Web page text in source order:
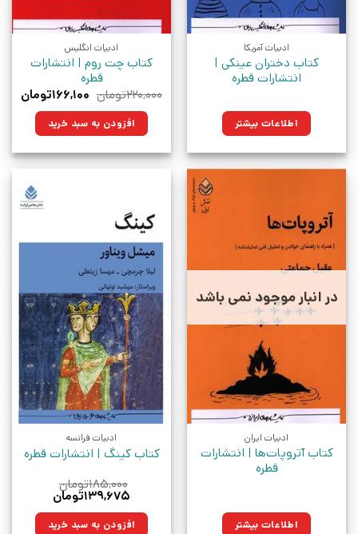
ادبیات آمریکا
کتاب دختران عینکی |
انتشارات قطره
اطلاعات بیشتر
ادبیات انگلیس
کتاب چت روم | انتشارات
قطره
۲۲۰,۰۰۰تومان قیمت
۲۲۰,۰۰۰تومان
بود.
۱۶۶,۱۰۰تومان
افزودن به سبد خرید
در انبار موجود نمی باشد
ادبیات ایران
کتاب آتروپات‌ها | انتشارات
قطره
اطلاعات بیشتر
ادبیات فرانسه
کتاب کینگ | انتشارات قطره
۱۸۵,۰۰۰تومان
قیمت
۱۸۵,۰۰۰تومان
۱۳۹,۶۷۵تومان
۱۳۹,۶۷۵تومان.افزودن به سبد خرید